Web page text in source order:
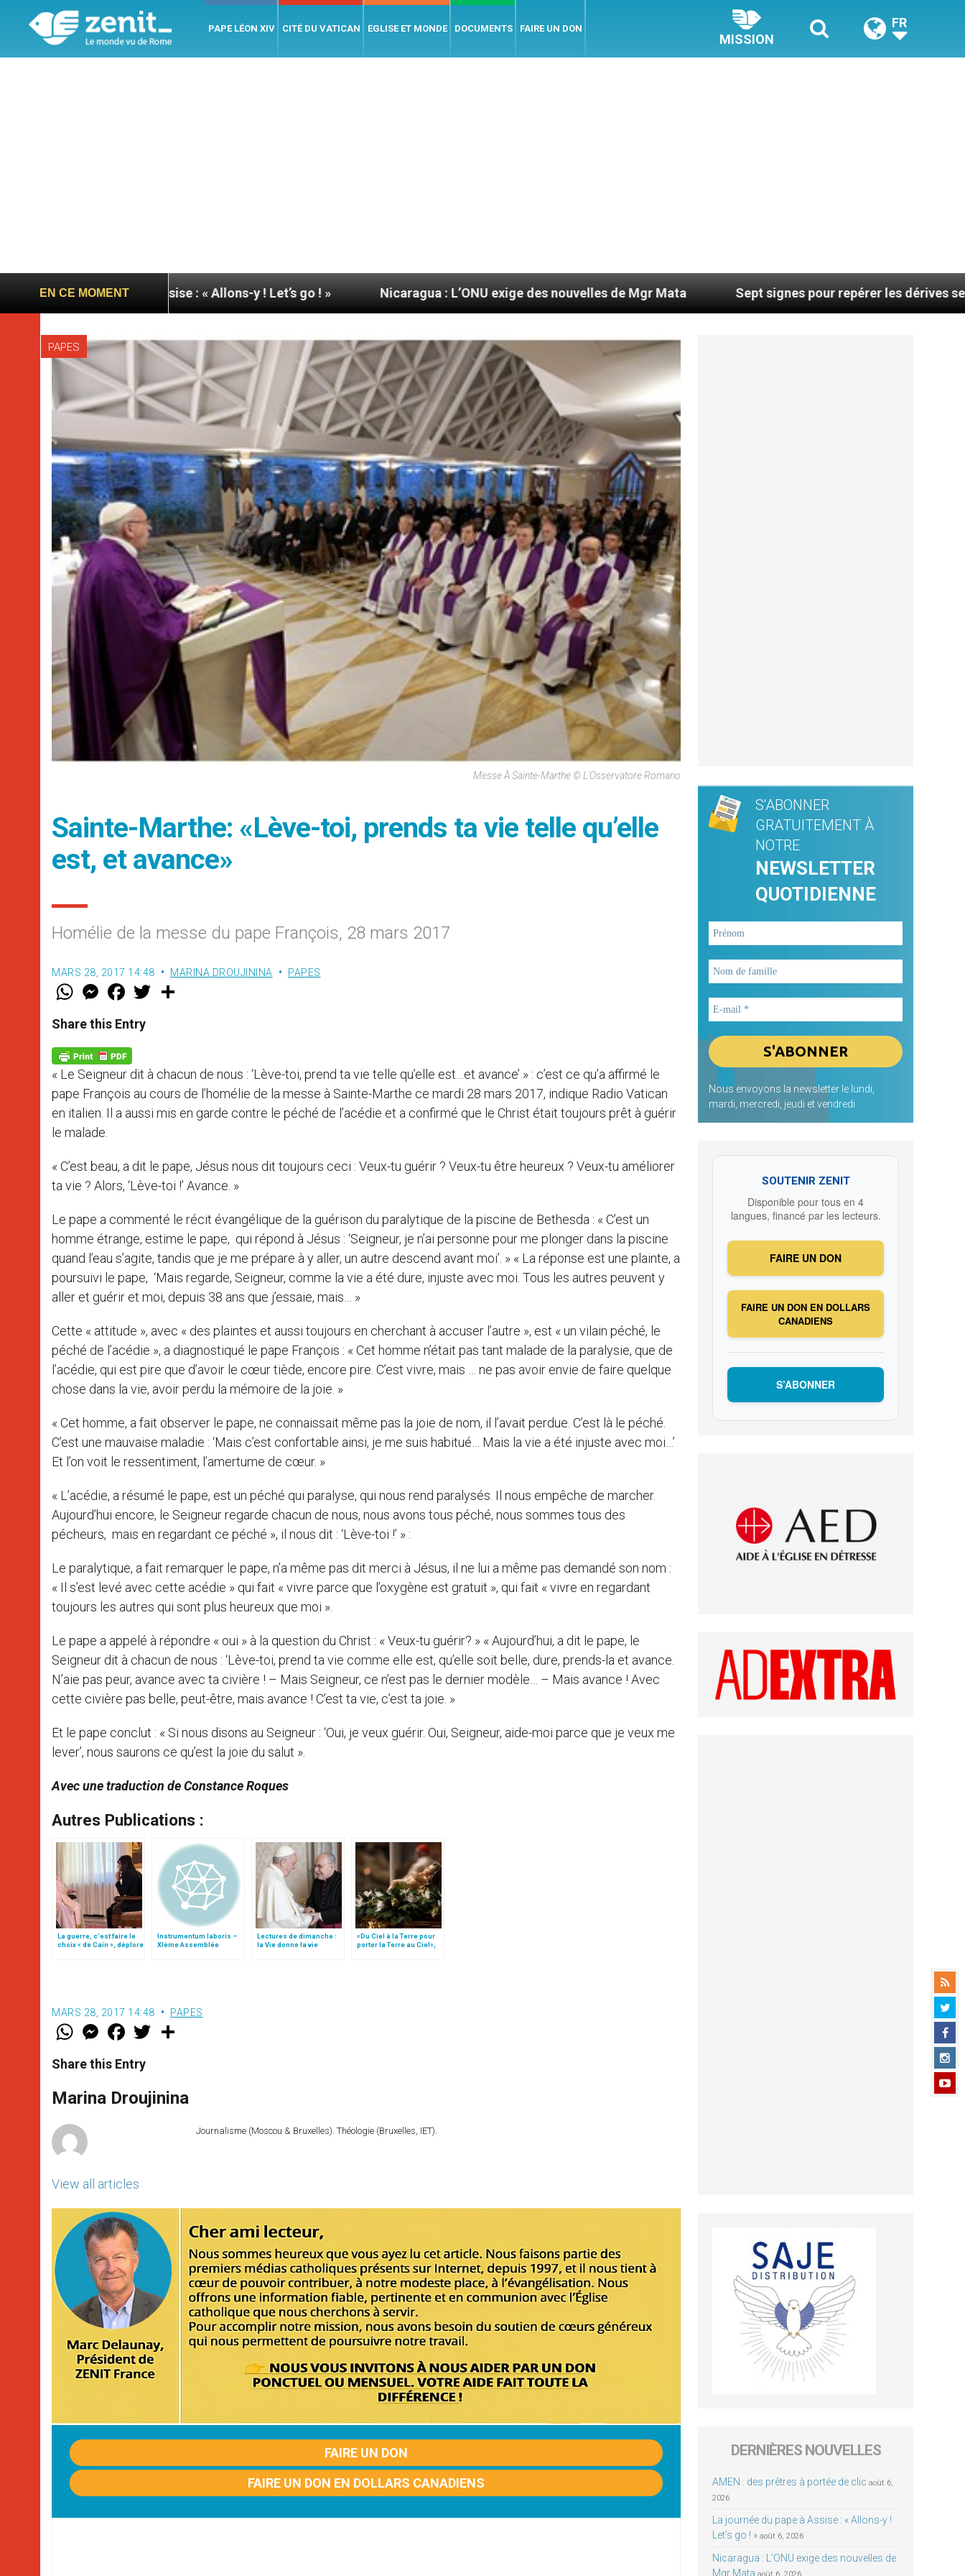
PAPE LÉON XIV CITÉ DU VATICAN EGLISE ET MONDE DOCUMENTS FAIRE UN DON
MISSION
FR
EN CE MOMENT
pape à Assise : « Allons-y ! Let’s go ! » Nicaragua : L’ONU exige des nouvelles de Mgr Mata Sept signes pour repérer les dérives sectaires du
PAPES
Messe À Sainte-Marthe © L'Osservatore Romano
Sainte-Marthe: «Lève-toi, prends ta vie telle qu’elle
est, et avance»
Homélie de la messe du pape François, 28 mars 2017
MARS 28, 2017 14:48 MARINA DROUJININA PAPES
W
t
s
p
p
M
e
s
e
g
e
r
F
a
e
b
k
w
Share this Entry
« Le Seigneur dit à chacun de nous : ‘Lève-toi, prend ta vie telle qu’elle est…et avance’ » : c’est ce qu’a affirmé le
pape François au cours de l’homélie de la messe à Sainte-Marthe ce mardi 28 mars 2017, indique Radio Vatican
en italien. Il a aussi mis en garde contre le péché de l’acédie et a confirmé que le Christ était toujours prêt à guérir
le malade.
« C’est beau, a dit le pape, Jésus nous dit toujours ceci : Veux-tu guérir ? Veux-tu être heureux ? Veux-tu améliorer
ta vie ? Alors, ‘Lève-toi !’ Avance. »
Le pape a commenté le récit évangélique de la guérison du paralytique de la piscine de Bethesda : « C’est un
homme étrange, estime le pape, qui répond à Jésus : ‘Seigneur, je n’ai personne pour me plonger dans la piscine
quand l’eau s’agite, tandis que je me prépare à y aller, un autre descend avant moi’. » « La réponse est une plainte, a
poursuivi le pape, ‘Mais regarde, Seigneur, comme la vie a été dure, injuste avec moi. Tous les autres peuvent y
aller et guérir et moi, depuis 38 ans que j’essaie, mais… »
Cette « attitude », avec « des plaintes et aussi toujours en cherchant à accuser l’autre », est « un vilain péché, le
péché de l’acédie », a diagnostiqué le pape François : « Cet homme n’était pas tant malade de la paralysie, que de
l’acédie, qui est pire que d’avoir le cœur tiède, encore pire. C’est vivre, mais … ne pas avoir envie de faire quelque
chose dans la vie, avoir perdu la mémoire de la joie. »
« Cet homme, a fait observer le pape, ne connaissait même pas la joie de nom, il l’avait perdue. C’est là le péché.
C’est une mauvaise maladie : ‘Mais c’est confortable ainsi, je me suis habitué… Mais la vie a été injuste avec moi…’
Et l’on voit le ressentiment, l’amertume de cœur. »
« L’acédie, a résumé le pape, est un péché qui paralyse, qui nous rend paralysés. Il nous empêche de marcher.
Aujourd’hui encore, le Seigneur regarde chacun de nous, nous avons tous péché, nous sommes tous des
pécheurs, mais en regardant ce péché », il nous dit : ‘Lève-toi !’ » :
Le paralytique, a fait remarquer le pape, n’a même pas dit merci à Jésus, il ne lui a même pas demandé son nom :
« Il s’est levé avec cette acédie » qui fait « vivre parce que l’oxygène est gratuit », qui fait « vivre en regardant
toujours les autres qui sont plus heureux que moi ».
Le pape a appelé à répondre « oui » à la question du Christ : « Veux-tu guérir? » « Aujourd’hui, a dit le pape, le
Seigneur dit à chacun de nous : ‘Lève-toi, prend ta vie comme elle est, qu’elle soit belle, dure, prends-la et avance.
N’aie pas peur, avance avec ta civière ! – Mais Seigneur, ce n’est pas le dernier modèle… – Mais avance ! Avec
cette civière pas belle, peut-être, mais avance ! C’est ta vie, c’est ta joie. »
Et le pape conclut : « Si nous disons au Seigneur : ‘Oui, je veux guérir. Oui, Seigneur, aide-moi parce que je veux me
lever’, nous saurons ce qu’est la joie du salut ».
Avec une traduction de Constance Roques
Autres Publications :
La guerre, c’est faire le
choix « de Caïn », déplore
Instrumentum laboris –
XIème Assemblée
Lectures de dimanche :
la Vie donne la vie
«Du Ciel à la Terre pour
porter la Terre au Ciel»,
MARS 28, 2017 14:48 PAPES
W
t
s
p
p
M
e
s
e
g
e
F
a
e
b
o
k
w
r
Share this Entry
Marina Droujinina
View all articles
Journalisme (Moscou & Bruxelles). Théologie (Bruxelles, IET).
FAIRE UN DON
FAIRE UN DON EN DOLLARS CANADIENS
S'ABONNER
GRATUITEMENT À
NOTRE
NEWSLETTER
QUOTIDIENNE
Nous envoyons la newsletter le lundi,
mardi, mercredi, jeudi et vendredi
SOUTENIR ZENIT
Disponible pour tous en 4
langues, financé par les lecteurs.
FAIRE UN DON
FAIRE UN DON EN DOLLARS
CANADIENS
S’ABONNER
DERNIÈRES NOUVELLES
AMEN : des prêtres à portée de clic août 6,
2026
La journée du pape à Assise : « Allons-y !
Let’s go ! » août 6, 2026
Nicaragua : L’ONU exige des nouvelles de
Mgr Mata